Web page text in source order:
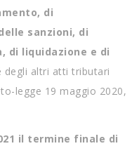
di
sanzioni, di
di liquidazione e di
degli altri atti tributari
legge 19 maggio 2020,
il termine finale di